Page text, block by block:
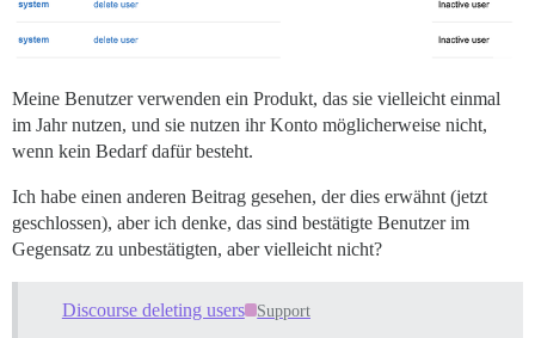
Meine Benutzer verwenden ein Produkt, das sie vielleicht einmal
im Jahr nutzen, und sie nutzen ihr Konto möglicherweise nicht,
wenn kein Bedarf dafür besteht.
Ich habe einen anderen Beitrag gesehen, der dies erwähnt (jetzt
geschlossen), aber ich denke, das sind bestätigte Benutzer im
Gegensatz zu unbestätigten, aber vielleicht nicht?
Discourse deleting users Support